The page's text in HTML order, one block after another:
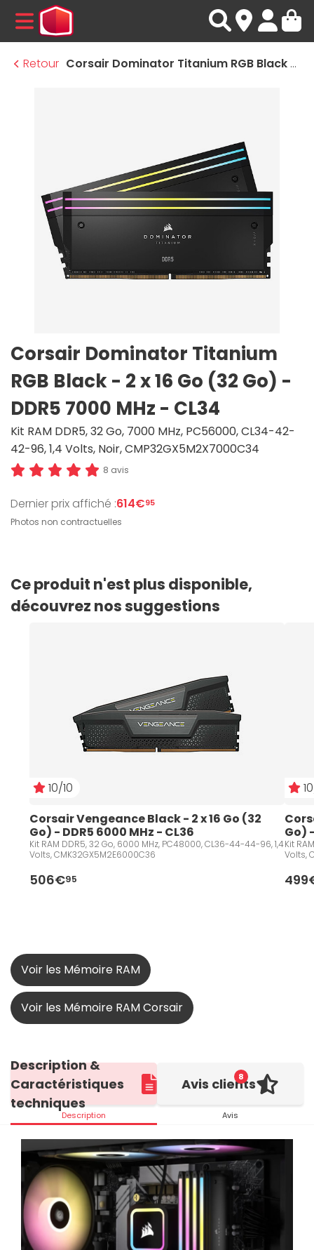
MENU
Retour
Corsair Dominator Titanium RGB Black - 2 x 16 Go (32 Go) - DDR5 7000 MHz - CL34
Corsair Dominator Titanium
RGB Black - 2 x 16 Go (32 Go) -
DDR5 7000 MHz - CL34
Kit RAM DDR5, 32 Go, 7000 MHz, PC56000, CL34-42-
42-96, 1,4 Volts, Noir, CMP32GX5M2X7000C34
8 avis
Dernier prix affiché :614€95
Photos non contractuelles
Ce produit n'est plus disponible,
découvrez nos suggestions
10/10
Corsair Vengeance Black - 2 x 16 Go (32
Go) - DDR5 6000 MHz - CL36
Kit RAM DDR5, 32 Go, 6000 MHz, PC48000, CL36-44-44-96, 1,4
Volts, CMK32GX5M2E6000C36
506€95
Go)
Kit
Volts,
Voir les Mémoire RAM
Voir les Mémoire RAM Corsair
Description &
Caractéristiques
techniques
Description
8
Avis clients
Avis